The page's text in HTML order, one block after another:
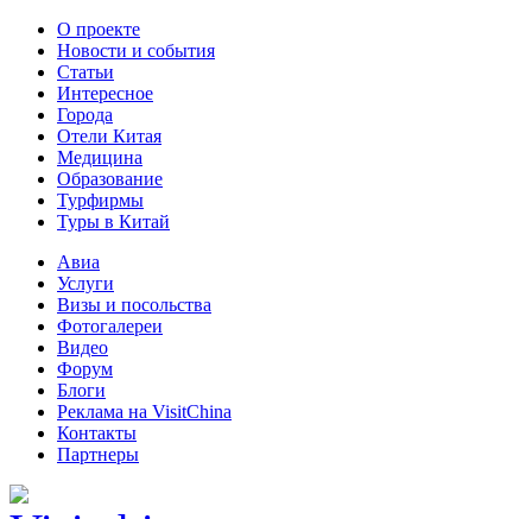
О проекте
Новости и события
Статьи
Интересное
Города
Отели Китая
Медицина
Образование
Турфирмы
Туры в Китай
Авиа
Услуги
Визы и посольства
Фотогалереи
Видео
Форум
Блоги
Реклама на VisitChina
Контакты
Партнеры